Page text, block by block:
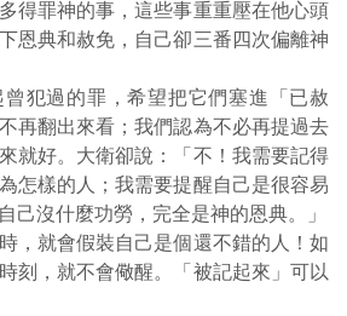
得罪神的事，這些事重重壓在他心頭
恩典和赦免，自己卻三番四次偏離神
犯過的罪，希望把它們塞進「已赦
再翻出來看；我們認為不必再提過去
就好。大衛卻說：「不！我需要記得
怎樣的人；我需要提醒自己是很容易
己沒什麼功勞，完全是神的恩典。」
，就會假裝自己是個還不錯的人！如
刻，就不會儆醒。「被記起來」可以